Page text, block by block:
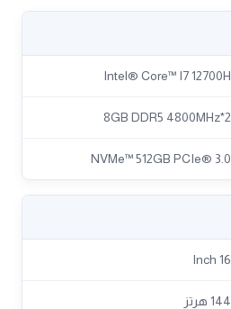
Intel® Core™ I7 12700H
2*8GB DDR5 4800MHz
NVMe™ 512GB PCIe® 3.0
16 Inch
144 هرتز